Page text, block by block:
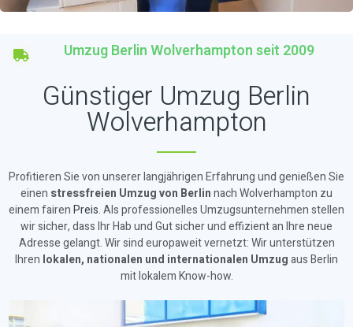
Umzug Berlin Wolverhampton seit 2009
Günstiger Umzug Berlin
Wolverhampton
Profitieren Sie von unserer langjährigen Erfahrung und genießen Sie
einen stressfreien Umzug von Berlinnach Wolverhampton zu
einem fairenPreis. Als professionelles Umzugsunternehmen stellen
wir sicher, dass Ihr Hab und Gut sicher und effizient an Ihre neue
Adresse gelangt. Wir sind europaweit vernetzt: Wir unterstützen
Ihren lokalen, nationalen und internationalen Umzugaus Berlin
mit lokalem Know-how.